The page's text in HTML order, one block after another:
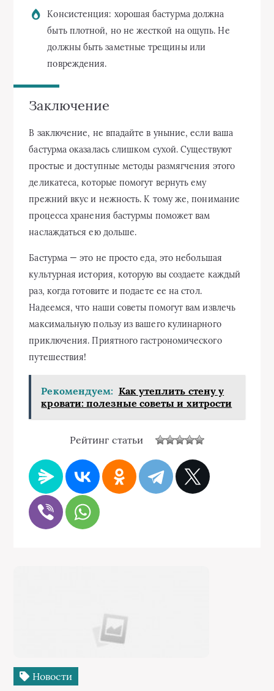
Консистенция: хорошая бастурма должна
быть плотной, но не жесткой на ощупь. Не
должны быть заметные трещины или
повреждения.
Заключение
В заключение, не впадайте в уныние, если ваша
бастурма оказалась слишком сухой. Существуют
простые и доступные методы размягчения этого
деликатеса, которые помогут вернуть ему
прежний вкус и нежность. К тому же, понимание
процесса хранения бастурмы поможет вам
наслаждаться ею дольше.
Бастурма — это не просто еда, это небольшая
культурная история, которую вы создаете каждый
раз, когда готовите и подаете ее на стол.
Надеемся, что наши советы помогут вам извлечь
максимальную пользу из вашего кулинарного
приключения. Приятного гастрономического
путешествия!
Рекомендуем: Как утеплить стену у
кровати: полезные советы и хитрости
Рейтинг статьи
Новости